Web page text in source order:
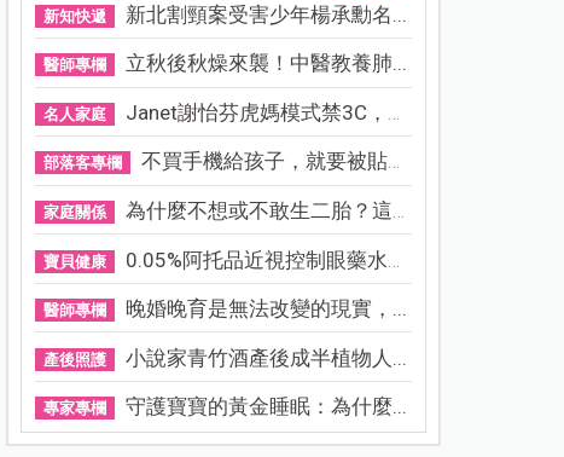
新知快遞 新北割頸案受害少年楊承勳名...
醫師專欄 立秋後秋燥來襲！中醫教養肺...
名人家庭 Janet謝怡芬虎媽模式禁3C，看...
部落客專欄 不買手機給孩子，就要被貼「...
家庭關係 為什麼不想或不敢生二胎？這8...
寶貝健康 0.05%阿托品近視控制眼藥水納...
醫師專欄 晚婚晚育是無法改變的現實，...
產後照護 小說家青竹酒產後成半植物人...
專家專欄 守護寶寶的黃金睡眠：為什麼...